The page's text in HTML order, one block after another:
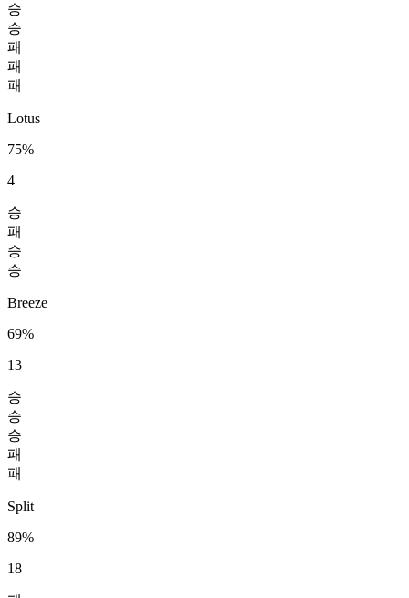
승
승
패
패
패
Lotus
75%
4
승
패
승
승
Breeze
69%
13
승
승
승
패
패
Split
89%
18